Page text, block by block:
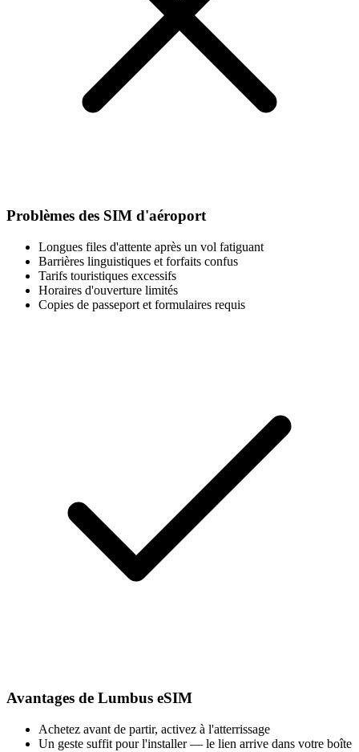
Problèmes des SIM d'aéroport
Longues files d'attente après un vol fatiguant
Barrières linguistiques et forfaits confus
Tarifs touristiques excessifs
Horaires d'ouverture limités
Copies de passeport et formulaires requis
Avantages de Lumbus eSIM
Achetez avant de partir, activez à l'atterrissage
Un geste suffit pour l'installer — le lien arrive dans votre boîte